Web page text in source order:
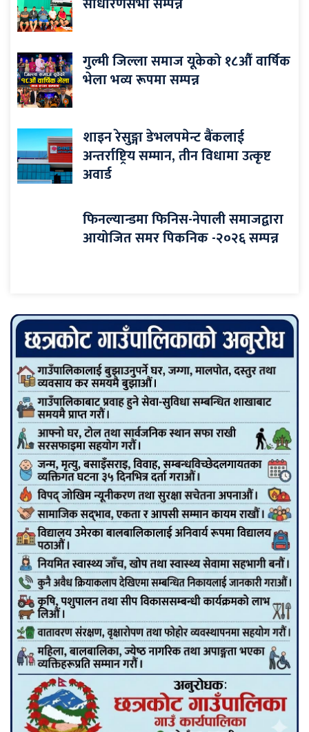
गुल्मी जिल्ला समाज यूकेको १८औँ वार्षिक
भेला भव्य रूपमा सम्पन्न
शाइन रेसुङ्गा डेभलपमेन्ट बैंकलाई
अन्तर्राष्ट्रिय सम्मान, तीन विधामा उत्कृष्ट
अवार्ड
फिनल्यान्डमा फिनिस-नेपाली समाजद्वारा
आयोजित समर पिकनिक -२०२६ सम्पन्न